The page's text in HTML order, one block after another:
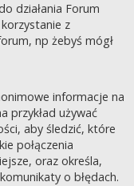
działania Forum
z
np żebyś mógł
informacje na
przykład używać
aby śledzić, które
połączenia
oraz określa,
o błędach.